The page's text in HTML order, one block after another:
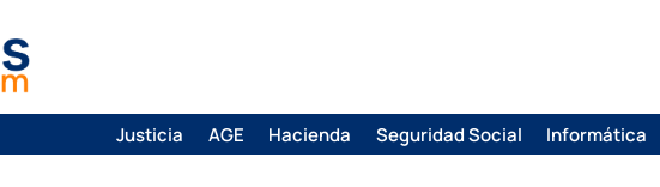
Justicia AGE Hacienda Seguridad Social Informática